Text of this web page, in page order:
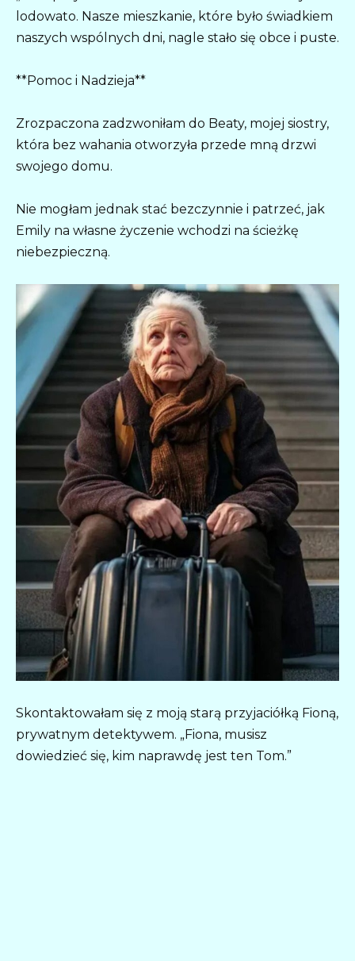
lodowato. Nasze mieszkanie, które było świadkiem
naszych wspólnych dni, nagle stało się obce i puste.
**Pomoc i Nadzieja**
Zrozpaczona zadzwoniłam do Beaty, mojej siostry,
która bez wahania otworzyła przede mną drzwi
swojego domu.
Nie mogłam jednak stać bezczynnie i patrzeć, jak
Emily na własne życzenie wchodzi na ścieżkę
niebezpieczną.
Skontaktowałam się z moją starą przyjaciółką Fioną,
prywatnym detektywem. „Fiona, musisz
dowiedzieć się, kim naprawdę jest ten Tom.”